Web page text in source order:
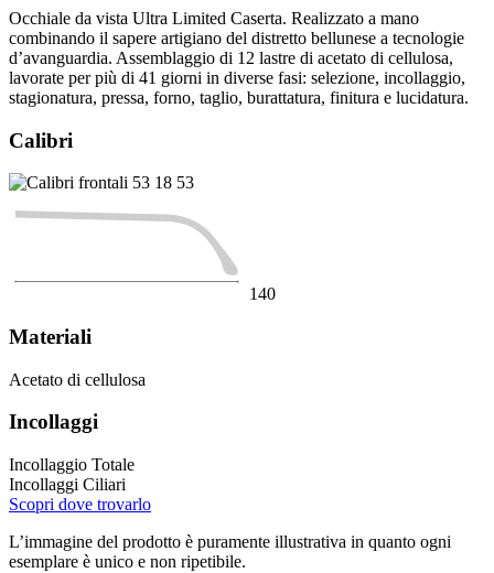
Occhiale da vista Ultra Limited Caserta. Realizzato a mano
combinando il sapere artigiano del distretto bellunese a tecnologie
d’avanguardia. Assemblaggio di 12 lastre di acetato di cellulosa,
lavorate per più di 41 giorni in diverse fasi: selezione, incollaggio,
stagionatura, pressa, forno, taglio, burattatura, finitura e lucidatura.
Calibri
53 18 53
140
Materiali
Acetato di cellulosa
Incollaggi
Incollaggio Totale
Incollaggi Ciliari
Scopri dove trovarlo
L’immagine del prodotto è puramente illustrativa in quanto ogni
esemplare è unico e non ripetibile.